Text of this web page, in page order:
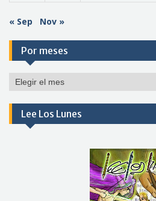
« Sep Nov »
Por meses
Por
Lee Los Lunes